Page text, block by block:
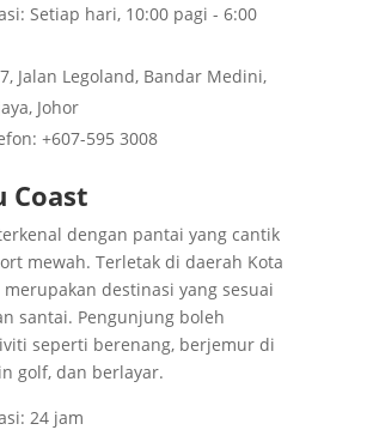
Menarik di Batu Pahat: Wet World
Waterpark
Negara Johor Tanjung Piai
Temple
Zoo and Night Safari
Negara Gunung Panti
City
(FAQ) mengenai Tempat Menarik di
tempat menarik yang wajib
Johor mempunyai taman tema yang
Setiap hari, 10:00 pagi - 6:00
Jalan Legoland, Bandar Medini,
Johor
+607-595 3008
Coast
dengan pantai yang cantik
mewah. Terletak di daerah Kota
merupakan destinasi yang sesuai
santai. Pengunjung boleh
seperti berenang, berjemur di
golf, dan berlayar.
24 jam